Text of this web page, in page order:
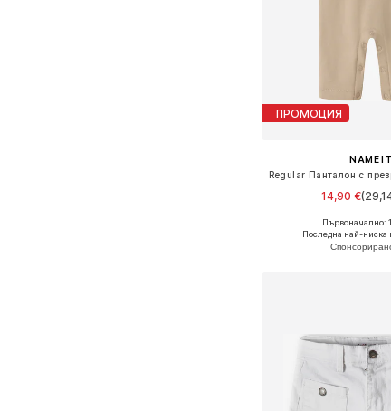
ПРОМОЦИЯ
NAME IT
14,90 €
Налични размери: 56,
Добави в
Първоначално:
Последна най-ниска